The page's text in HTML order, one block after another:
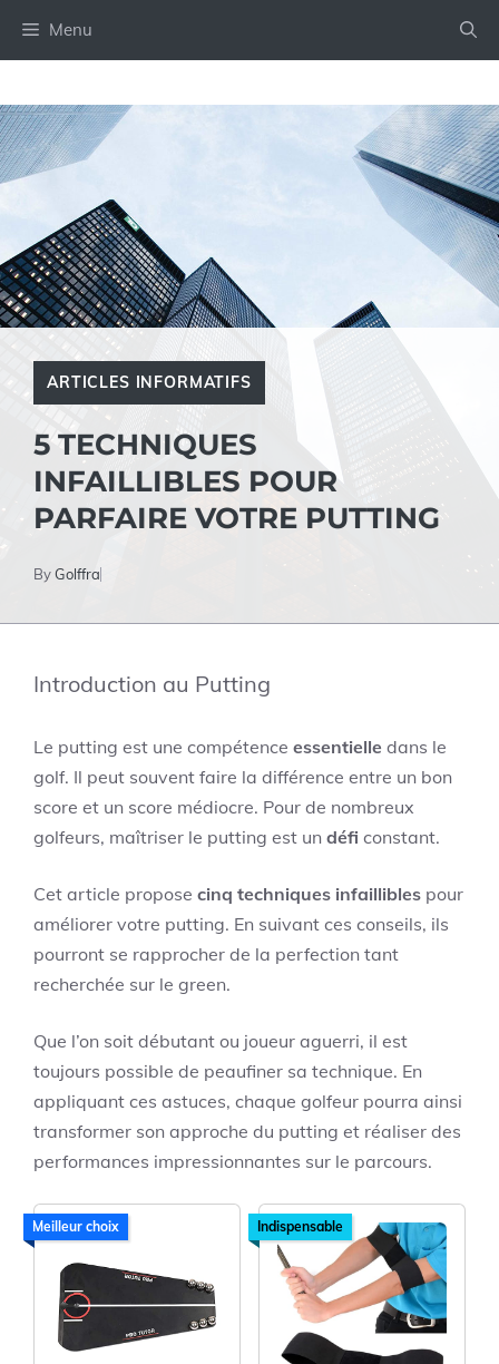
Menu
ARTICLES INFORMATIFS
5 TECHNIQUES
INFAILLIBLES POUR
PARFAIRE VOTRE PUTTING
ByGolffra
Introduction au Putting
Le putting est une compétence essentielle dans le
golf. Il peut souvent faire la différence entre un bon
score et un score médiocre. Pour de nombreux
golfeurs, maîtriser le putting est un défi constant.
Cet article propose cinq techniques infaillibles pour
améliorer votre putting. En suivant ces conseils, ils
pourront se rapprocher de la perfection tant
recherchée sur le green.
Que l’on soit débutant ou joueur aguerri, il est
toujours possible de peaufiner sa technique. En
appliquant ces astuces, chaque golfeur pourra ainsi
transformer son approche du putting et réaliser des
performances impressionnantes sur le parcours.
Meilleur choix Indispensable